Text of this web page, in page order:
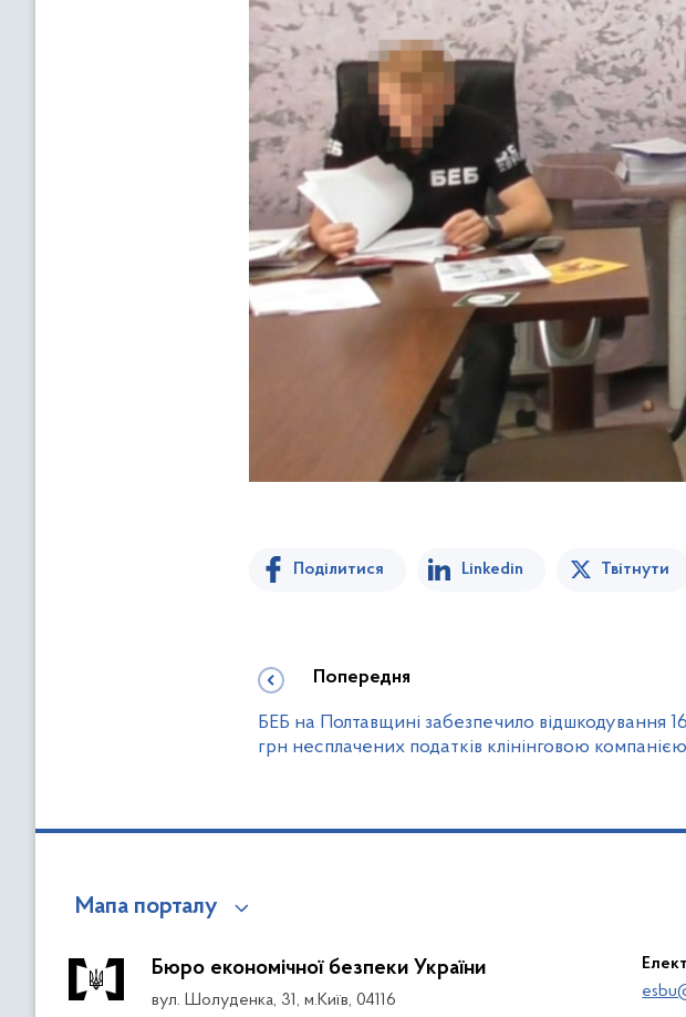
Поділитися Linkedin Твітнути
Попередня
БЕБ на Полтавщині забезпечило відшкодування
грн несплачених податків клінінговою компанією
Мапа порталу
Бюро економічної безпеки України
вул. Шолуденка, 31, м.Київ, 04116